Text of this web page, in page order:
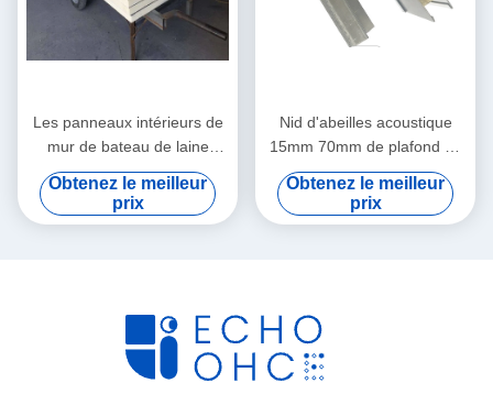
Les panneaux intérieurs de
mur de bateau de laine
logent la laine de roche
résistante au feu 45mm
Obtenez le meilleur
prix
Nid d'abeilles acoustique
15mm 70mm de plafond de
panneaux de mur de bateau
de sandwich
Obtenez le meilleur
prix